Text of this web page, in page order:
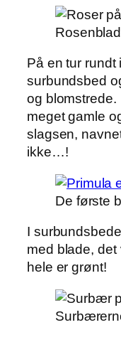
På en tur rundt
surbundsbed
og
meget gamle
slagsen,
ikke…!
De første
I
med blade,
hele er grønt!